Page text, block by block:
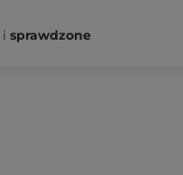
i sprawdzone